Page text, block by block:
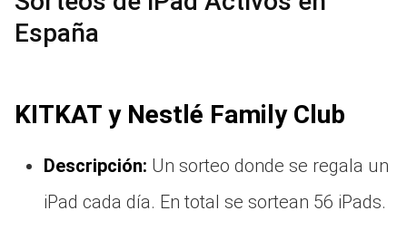
España
KITKAT y Nestlé Family Club
Descripción: Un sorteo donde se regala un
iPad cada día. En total se sortean 56 iPads.